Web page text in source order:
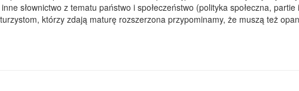
słownictwo z tematu państwo i społeczeństwo (polityka społeczna,
którzy zdają maturę rozszerzona przypominamy, że muszą też